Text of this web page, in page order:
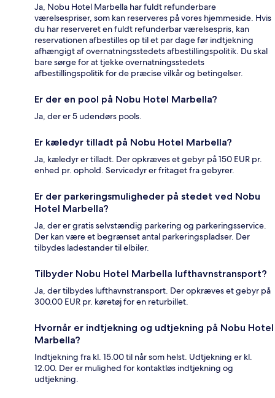
Ja, Nobu Hotel Marbella har fuldt refunderbare
værelsespriser, som kan reserveres på vores hjemmeside. Hvis
du har reserveret en fuldt refunderbar værelsespris, kan
reservationen afbestilles op til et par dage før indtjekning
afhængigt af overnatningsstedets afbestillingspolitik. Du skal
bare sørge for at tjekke overnatningsstedets
afbestillingspolitik for de præcise vilkår og betingelser.
Er der en pool på Nobu Hotel Marbella?
Ja, der er 5 udendørs pools.
Er kæledyr tilladt på Nobu Hotel Marbella?
Ja, kæledyr er tilladt. Der opkræves et gebyr på 150 EUR pr.
enhed pr. ophold. Servicedyr er fritaget fra gebyrer.
Er der parkeringsmuligheder på stedet ved Nobu
Hotel Marbella?
Ja, der er gratis selvstændig parkering og parkeringsservice.
Der kan være et begrænset antal parkeringspladser. Der
tilbydes ladestander til elbiler.
Tilbyder Nobu Hotel Marbella lufthavnstransport?
Ja, der tilbydes lufthavnstransport. Der opkræves et gebyr på
300.00 EUR pr. køretøj for en returbillet.
Hvornår er indtjekning og udtjekning på Nobu Hotel
Marbella?
Indtjekning fra kl. 15.00 til når som helst. Udtjekning er kl.
12.00. Der er mulighed for kontaktløs indtjekning og
udtjekning.